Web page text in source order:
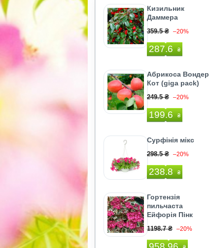
Кизильник
Даммера
359.5 ₴ –20%
287.6 ₴
Абрикоса Вондер
Кот (giga pack)
249.5 ₴ –20%
199.6 ₴
Сурфінія мікс
298.5 ₴ –20%
238.8 ₴
Гортензія
пильчаста
Ейфорія Пінк
1198.7 ₴ –20%